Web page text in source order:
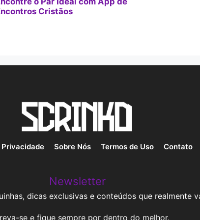
Cristãos
Sobre Nós Termos de Uso Contato
Newsletter
dicas exclusivas e conteúdos que realmente
se e fique sempre por dentro do melhor.